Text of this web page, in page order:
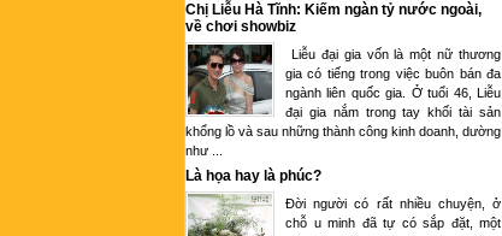
Chị Liễu Hà Tĩnh: Kiếm ngàn tỷ nước ngoài,
về chơi showbiz
Liễu đại gia vốn là một nữ thương
gia có tiếng trong việc buôn bán đa
ngành liên quốc gia. Ở tuổi 46, Liễu
đại gia nắm trong tay khối tài sản
khổng lồ và sau những thành công kinh doanh, dường
như ...
Là họa hay là phúc?
Đời người có rất nhiều chuyện, ở
chỗ u minh đã tự có sắp đặt, một